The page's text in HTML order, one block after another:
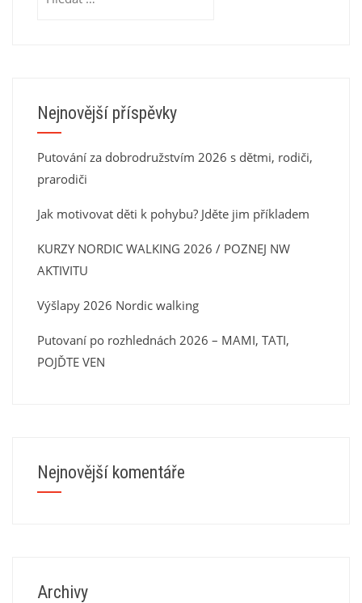
Nejnovější příspěvky
Putování za dobrodružstvím 2026 s dětmi, rodiči,
prarodiči
Jak motivovat děti k pohybu? Jděte jim příkladem
KURZY NORDIC WALKING 2026 / POZNEJ NW
AKTIVITU
Výšlapy 2026 Nordic walking
Putovaní po rozhlednách 2026 – MAMI, TATI,
POJĎTE VEN
Nejnovější komentáře
Archivy